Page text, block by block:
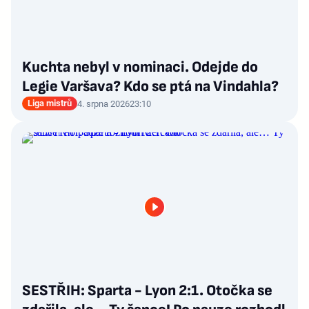
Kuchta nebyl v nominaci. Odejde do
Legie Varšava? Kdo se ptá na Vindahla?
Liga mistrů 4. srpna 202623:10
SESTŘIH: Sparta - Lyon 2:1. Otočka se